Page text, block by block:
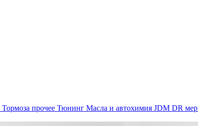
Тормоза прочее Тюнинг Масла и автохимия JDM DR